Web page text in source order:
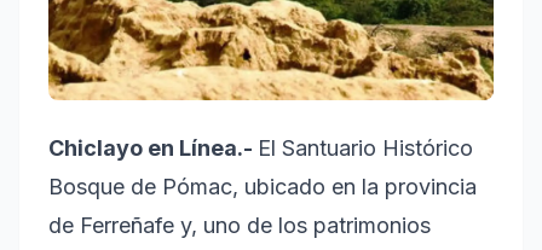
Chiclayo en Línea.- El Santuario Histórico
Bosque de Pómac, ubicado en la provincia
de Ferreñafe y, uno de los patrimonios